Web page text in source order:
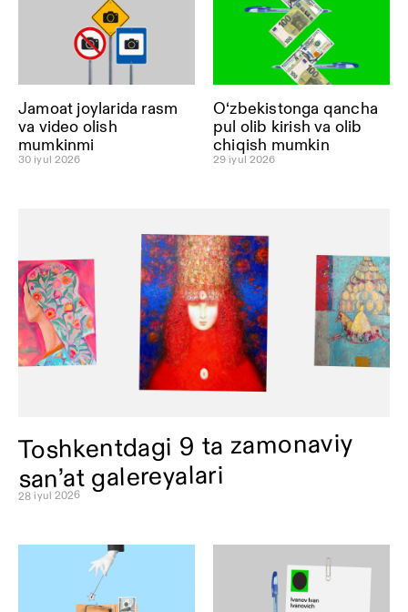
Jamoat joylarida rasm
va video olish
mumkinmi
30 iyul 2026
O‘zbekistonga qancha
pul olib kirish va olib
chiqish mumkin
29 iyul 2026
Toshkentdagi 9 ta zamonaviy
san’at galereyalari
28 iyul 2026